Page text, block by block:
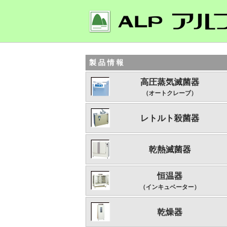
製品情報
高圧蒸気滅菌器
（オートクレーブ）
レトルト殺菌器
乾熱滅菌器
恒温器
（インキュベーター）
乾燥器